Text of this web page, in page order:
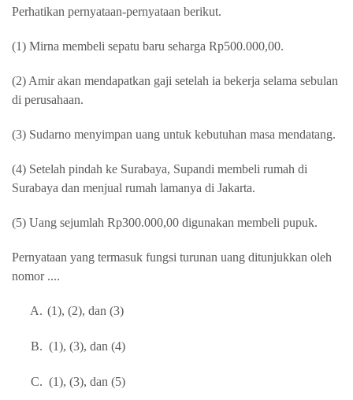
Perhatikan pernyataan-pernyataan berikut.
(1) Mirna membeli sepatu baru seharga Rp500.000,00.
(2) Amir akan mendapatkan gaji setelah ia bekerja selama sebulan
di perusahaan.
(3) Sudarno menyimpan uang untuk kebutuhan masa mendatang.
(4) Setelah pindah ke Surabaya, Supandi membeli rumah di
Surabaya dan menjual rumah lamanya di Jakarta.
(5) Uang sejumlah Rp300.000,00 digunakan membeli pupuk.
Pernyataan yang termasuk fungsi turunan uang ditunjukkan oleh
nomor ....
A. (1), (2), dan (3)
B. (1), (3), dan (4)
C. (1), (3), dan (5)